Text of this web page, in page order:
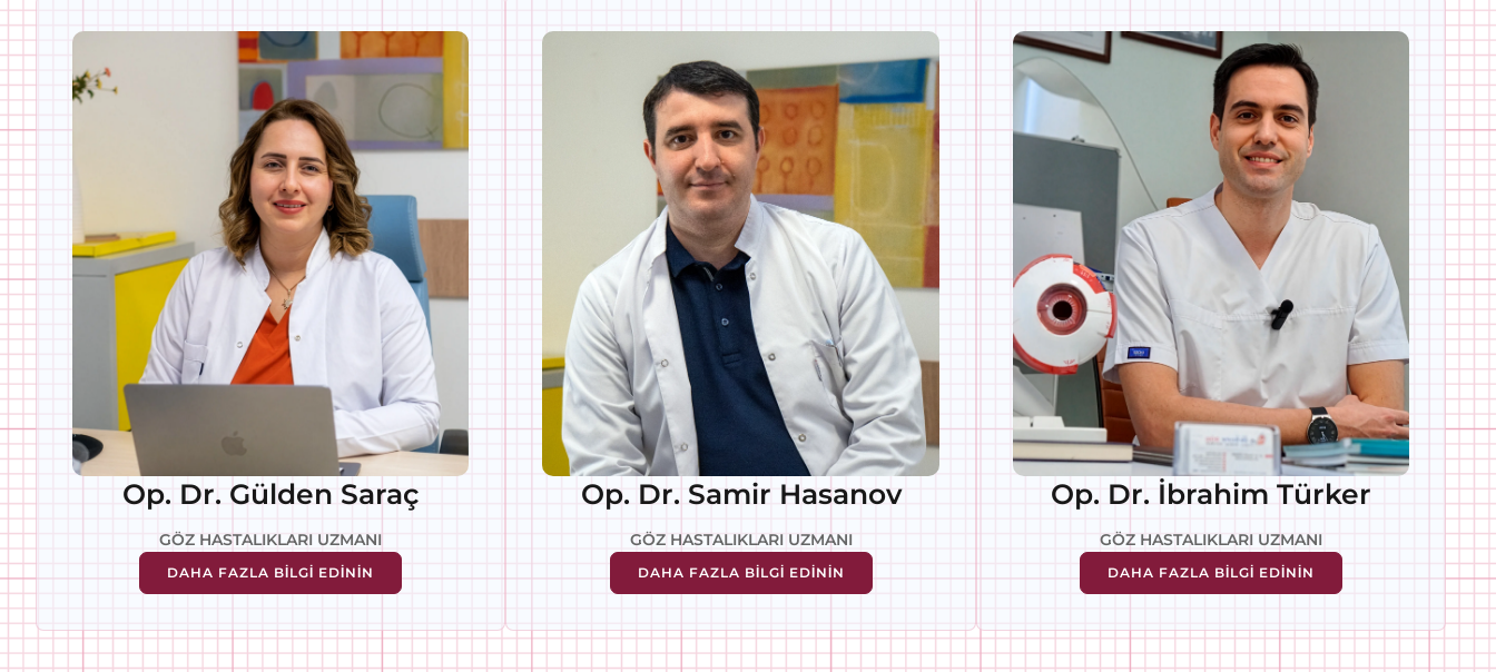
Op. Dr. Gülden Saraç
GÖZ HASTALIKLARI UZMANI
DAHA FAZLA BİLGİ EDİNİN
Op. Dr. Samir Hasanov
GÖZ HASTALIKLARI UZMANI
DAHA FAZLA BİLGİ EDİNİN
Op. Dr. İbrahim Türker
GÖZ HASTALIKLARI UZMANI
DAHA FAZLA BİLGİ EDİNİN